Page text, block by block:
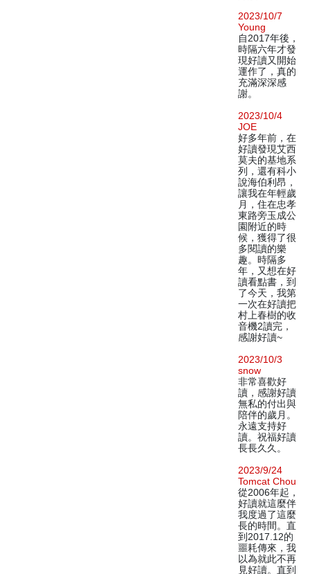
2023/10/7
Young
自2017年後，
時隔六年才發
現好讀又開始
運作了，真的
充滿深深感
謝。
2023/10/4
JOE
好多年前，在
好讀發現艾西
莫夫的基地系
列，還有科小
說海伯利昂，
讓我在年輕歲
月，住在忠孝
東路旁玉成公
園附近的時
候，獲得了很
多閱讀的樂
趣。時隔多
年，又想在好
讀看點書，到
了今天，我第
一次在好讀把
村上春樹的收
音機2讀完，
感謝好讀~
2023/10/3
snow
非常喜歡好
讀，感謝好讀
無私的付出與
陪伴的歲月。
永遠支持好
讀。祝福好讀
長長久久。
2023/9/24
Tomcat Chou
從2006年起，
好讀就這麼伴
我度過了這麼
長的時間。直
到2017.12的
噩耗傳來，我
以為就此不再
見好讀。直到